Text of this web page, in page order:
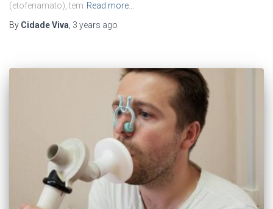
(etofenamato), tem Read more…
By Cidade Viva, 3 years ago